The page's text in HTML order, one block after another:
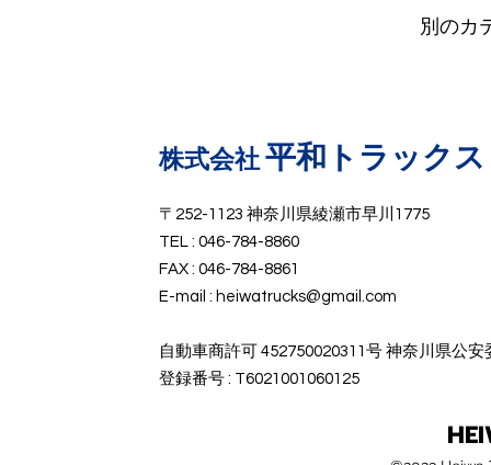
別のカ
​株式会社平和トラックス
〒252-1123 神奈川県綾瀬市早川1775
TEL : 046-784-8860
FAX : 046-784-8861
E-mail : heiwatrucks@gmail.com
自動車商許可 452750020311号 神奈川県公安
​登録番号 : T6021001060125